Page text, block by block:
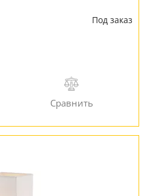
Под заказ